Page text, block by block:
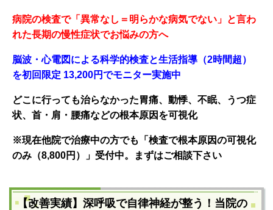
病院の検査で「異常なし＝明らかな病気でない」と言わ
れた長期の慢性症状でお悩みの方へ
脳波・心電図による科学的検査と生活指導（2時間超）
を初回限定 13,200円でモニター実施中
どこに行っても治らなかった胃痛、動悸、不眠、うつ症
状、 首・肩・腰痛などの根本原因を可視化
※現在他院で治療中の方でも「検査で根本原因の可視化
のみ（8,800円）」受付中。まずはご相談下さい
【改善実績】深呼吸で自律神経が整う！当院の